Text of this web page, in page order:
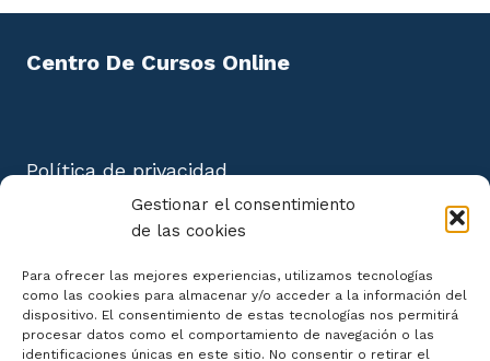
Gestionar el consentimiento
de las cookies
Para ofrecer las mejores experiencias, utilizamos tecnologías
como las cookies para almacenar y/o acceder a la información del
dispositivo. El consentimiento de estas tecnologías nos permitirá
procesar datos como el comportamiento de navegación o las
identificaciones únicas en este sitio. No consentir o retirar el
Centro De Cursos Online
Política de privacidad
Aviso Legal
Política de cookies